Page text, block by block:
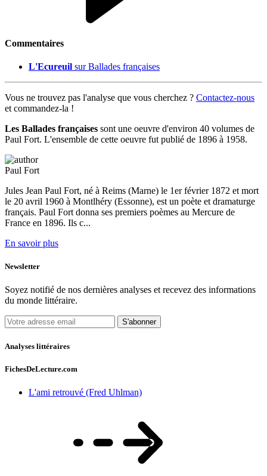
Commentaires
L'Ecureuil sur Ballades françaises
Vous ne trouvez pas l'analyse que vous cherchez ? Contactez-nous
et commandez-la !
Les Ballades françaises sont une oeuvre d'environ 40 volumes de
Paul Fort. L'ensemble de cette oeuvre fut publié de 1896 à 1958.
Paul Fort
Jules Jean Paul Fort, né à Reims (Marne) le 1er février 1872 et mort
le 20 avril 1960 à Montlhéry (Essonne), est un poète et dramaturge
français. Paul Fort donna ses premiers poèmes au Mercure de
France en 1896. Ils c...
En savoir plus
Newsletter
Soyez notifié de nos dernières analyses et recevez des informations
du monde littéraire.
S'abonner
Analyses littéraires
FichesDeLecture.com
L'ami retrouvé (Fred Uhlman)